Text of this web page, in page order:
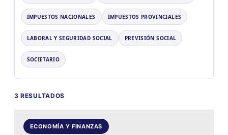
IMPUESTOS NACIONALES IMPUESTOS PROVINCIALES
LABORAL Y SEGURIDAD SOCIAL PREVISIÓN SOCIAL
SOCIETARIO
3 RESULTADOS
ECONOMÍA Y FINANZAS